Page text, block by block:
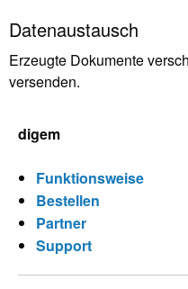
Datenaustausch
Erzeugte Dokumente
versenden.
digem
Funktionsweise
Bestellen
Partner
Support